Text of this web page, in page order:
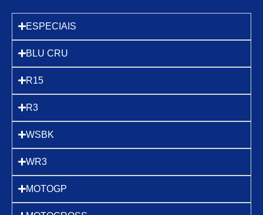
ESPECIAIS
BLU CRU
R15
R3
WSBK
WR3
MOTOGP